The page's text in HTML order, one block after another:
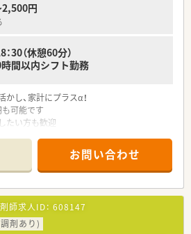
円
30（休憩60分）
間以内シフト勤務
し、家計にプラスα！
も可能です
たい方も歓迎
ル内の店舗で、ご自身のお買物等にも便利で
な点、ご不安な点は、お気軽にご相談くだ
お問い合わせ
師求人ID： 608147
剤あり)